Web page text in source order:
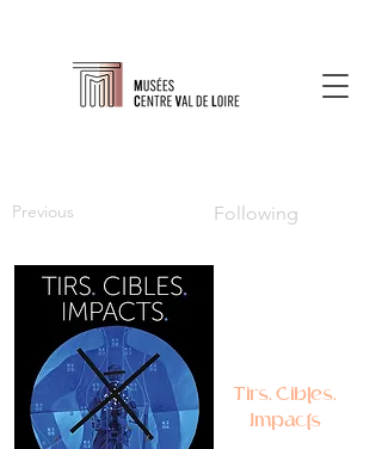
Previous Following
Tirs. Cibles.
Impacts